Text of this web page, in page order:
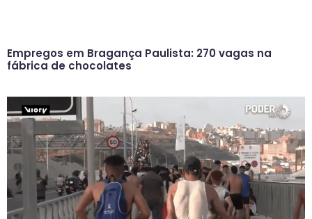
Empregos em Bragança Paulista: 270 vagas na
fábrica de chocolates